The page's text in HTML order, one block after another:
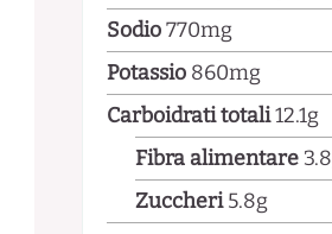
Sodio770mg
Potassio 860mg
Carboidrati totali12.1g
Fibra alimentare 3.8
Zuccheri 5.8g